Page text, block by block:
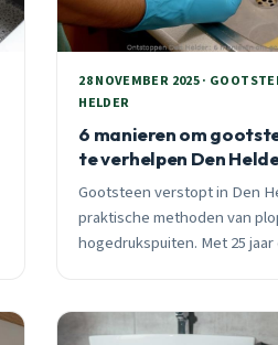
28 NOVEMBER 2025 ·
HELDER
6 manieren om
te verhelpen Den
Gootsteen verstopt in Den
praktische methoden van
hogedrukspuiten. Met 25